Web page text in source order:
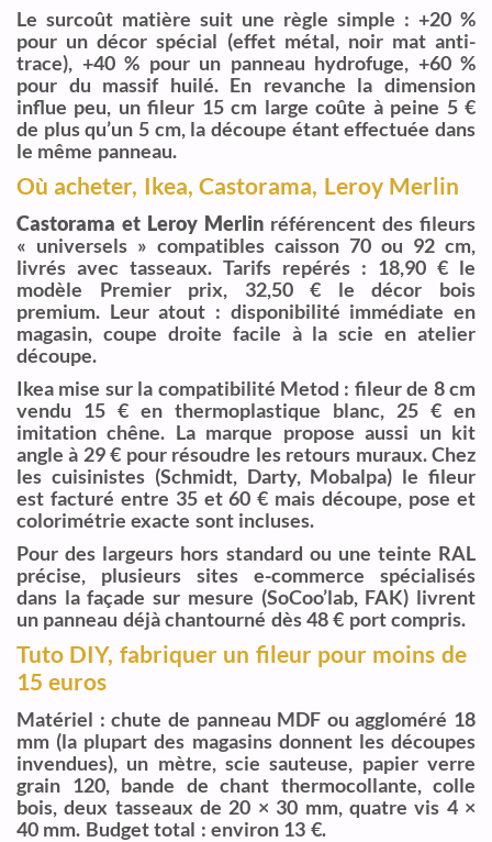
Le surcoût matière suit une règle simple : +20 %
pour un décor spécial (effet métal, noir mat anti-
trace), +40 % pour un panneau hydrofuge, +60 %
pour du massif huilé. En revanche la dimension
influe peu, un fileur 15 cm large coûte à peine 5 €
de plus qu’un 5 cm, la découpe étant effectuée dans
le même panneau.
Où acheter, Ikea, Castorama, Leroy Merlin
Castorama et Leroy Merlin référencent des fileurs
« universels » compatibles caisson 70 ou 92 cm,
livrés avec tasseaux. Tarifs repérés : 18,90 € le
modèle Premier prix, 32,50 € le décor bois
premium. Leur atout : disponibilité immédiate en
magasin, coupe droite facile à la scie en atelier
découpe.
Ikea mise sur la compatibilité Metod : fileur de 8 cm
vendu 15 € en thermoplastique blanc, 25 € en
imitation chêne. La marque propose aussi un kit
angle à 29 € pour résoudre les retours muraux. Chez
les cuisinistes (Schmidt, Darty, Mobalpa) le fileur
est facturé entre 35 et 60 € mais découpe, pose et
colorimétrie exacte sont incluses.
Pour des largeurs hors standard ou une teinte RAL
précise, plusieurs sites e-commerce spécialisés
dans la façade sur mesure (SoCoo’lab, FAK) livrent
un panneau déjà chantourné dès 48 € port compris.
Tuto DIY, fabriquer un fileur pour moins de
15 euros
Matériel : chute de panneau MDF ou aggloméré 18
mm (la plupart des magasins donnent les découpes
invendues), un mètre, scie sauteuse, papier verre
grain 120, bande de chant thermocollante, colle
bois, deux tasseaux de 20 × 30 mm, quatre vis 4 ×
40 mm. Budget total : environ 13 €.